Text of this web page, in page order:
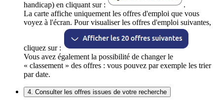
handicap) en cliquant sur :
.
La carte affiche uniquement les offres d'emploi que vous
voyez à l'écran. Pour visualiser les offres d'emploi suivantes,
cliquez sur :
Vous avez également la possibilité de changer le
« classement » des offres : vous pouvez par exemple les trier
par date.
4. Consulter les offres issues de votre recherche